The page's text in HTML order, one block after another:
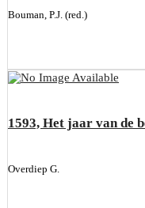
Bouman, P.J. (red.)
1593, Het jaar van de
Overdiep G.